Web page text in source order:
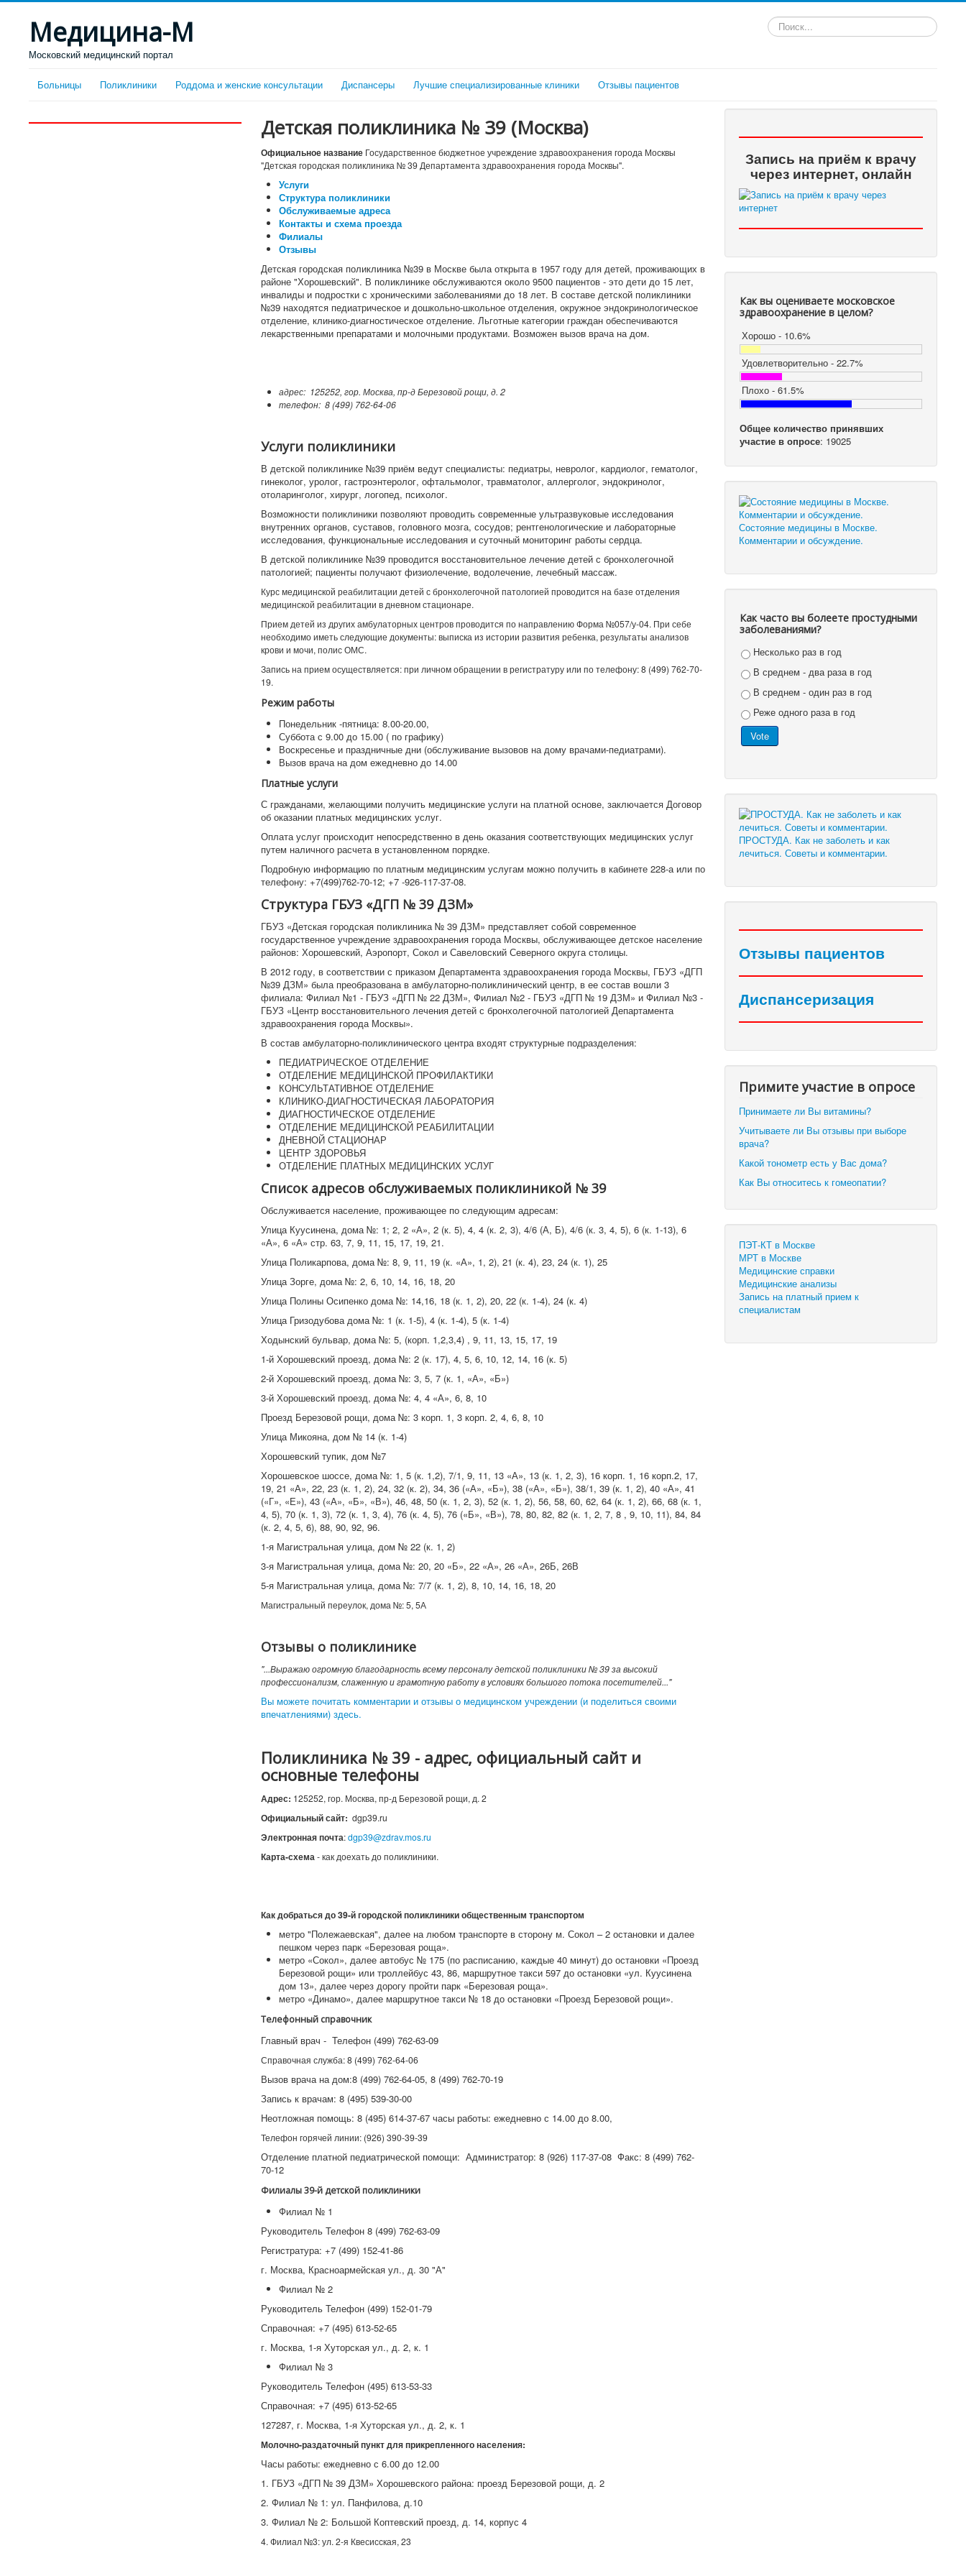
Медицина-М
Московский медицинский портал
Искать...
Больницы Поликлиники Роддома и женские консультации Диспансеры Лучшие специализированные клиники Отзывы пациентов
Детская поликлиника № 39 (Москва)
Официальное названиеГосударственное бюджетное учреждение здравоохранения города Москвы
"Детская городская поликлиника № 39 Департамента здравоохранения города Москвы".
Услуги
Структура поликлиники
Обслуживаемые адреса
Контакты и схема проезда
Филиалы
Отзывы
Детская городская поликлиника №39 в Москве была открыта в 1957 году для детей, проживающих в
районе "Хорошевский". В поликлинике обслуживаются около 9500 пациентов - это дети до 15 лет,
инвалиды и подростки с хроническими заболеваниями до 18 лет. В составе детской поликлиники
№39 находятся педиатрическое и дошкольно-школьное отделения, окружное эндокринологическое
отделение, клинико-диагностическое отделение. Льготные категории граждан обеспечиваются
лекарственными препаратами и молочными продуктами. Возможен вызов врача на дом.
адрес: 125252, гор. Москва, пр-д Березовой рощи, д. 2
телефон: 8 (499) 762-64-06
Услуги поликлиники
В детской поликлинике №39 приём ведут специалисты: педиатры, невролог, кардиолог, гематолог,
гинеколог, уролог, гастроэнтеролог, офтальмолог, травматолог, аллерголог, эндокринолог,
отоларинголог, хирург, логопед, психолог.
Возможности поликлиники позволяют проводить современные ультразвуковые исследования
внутренних органов, суставов, головного мозга, сосудов; рентгенологические и лабораторные
исследования, функциональные исследования и суточный мониторинг работы сердца.
В детской поликлинике №39 проводится восстановительное лечение детей с бронхолегочной
патологией; пациенты получают физиолечение, водолечение, лечебный массаж.
Курс медицинской реабилитации детей с бронхолегочной патологией проводится на базе отделения
медицинской реабилитации в дневном стационаре.
Прием детей из других амбулаторных центров проводится по направлению Форма №057/у-04. При себе
необходимо иметь следующие документы: выписка из истории развития ребенка, результаты анализов
крови и мочи, полис ОМС.
Запись на прием осуществляется: при личном обращении в регистратуру или по телефону: 8 (499) 762-70-
19.
Режим работы
Понедельник -пятница: 8.00-20.00,
Суббота с 9.00 до 15.00 ( по графику)
Воскресенье и праздничные дни (обслуживание вызовов на дому врачами-педиатрами).
Вызов врача на дом ежедневно до 14.00
Платные услуги
С гражданами, желающими получить медицинские услуги на платной основе, заключается Договор
об оказании платных медицинских услуг.
Оплата услуг происходит непосредственно в день оказания соответствующих медицинских услуг
путем наличного расчета в установленном порядке.
Подробную информацию по платным медицинским услугам можно получить в кабинете 228-а или по
телефону: +7(499)762-70-12; +7 -926-117-37-08.
Структура ГБУЗ «ДГП № 39 ДЗМ»
ГБУЗ «Детская городская поликлиника № 39 ДЗМ» представляет собой современное
государственное учреждение здравоохранения города Москвы, обслуживающее детское население
районов: Хорошевский, Аэропорт, Сокол и Савеловский Северного округа столицы.
В 2012 году, в соответствии с приказом Департамента здравоохранения города Москвы, ГБУЗ «ДГП
№39 ДЗМ» была преобразована в амбулаторно-поликлинический центр, в ее состав вошли 3
филиала: Филиал №1 - ГБУЗ «ДГП № 22 ДЗМ», Филиал №2 - ГБУЗ «ДГП № 19 ДЗМ» и Филиал №3 -
ГБУЗ «Центр восстановительного лечения детей с бронхолегочной патологией Департамента
здравоохранения города Москвы».
В состав амбулаторно-поликлинического центра входят структурные подразделения:
ПЕДИАТРИЧЕСКОЕ ОТДЕЛЕНИЕ
ОТДЕЛЕНИЕ МЕДИЦИНСКОЙ ПРОФИЛАКТИКИ
КОНСУЛЬТАТИВНОЕ ОТДЕЛЕНИЕ
КЛИНИКО-ДИАГНОСТИЧЕСКАЯ ЛАБОРАТОРИЯ
ДИАГНОСТИЧЕСКОЕ ОТДЕЛЕНИЕ
ОТДЕЛЕНИЕ МЕДИЦИНСКОЙ РЕАБИЛИТАЦИИ
ДНЕВНОЙ СТАЦИОНАР
ЦЕНТР ЗДОРОВЬЯ
ОТДЕЛЕНИЕ ПЛАТНЫХ МЕДИЦИНСКИХ УСЛУГ
Список адресов обслуживаемых поликлиникой № 39
Обслуживается население, проживающее по следующим адресам:
Улица Куусинена, дома №: 1; 2, 2 «А», 2 (к. 5), 4, 4 (к. 2, 3), 4/6 (А, Б), 4/6 (к. 3, 4, 5), 6 (к. 1-13), 6
«А», 6 «А» стр. 63, 7, 9, 11, 15, 17, 19, 21.
Улица Поликарпова, дома №: 8, 9, 11, 19 (к. «А», 1, 2), 21 (к. 4), 23, 24 (к. 1), 25
Улица Зорге, дома №: 2, 6, 10, 14, 16, 18, 20
Улица Полины Осипенко дома №: 14,16, 18 (к. 1, 2), 20, 22 (к. 1-4), 24 (к. 4)
Улица Гризодубова дома №: 1 (к. 1-5), 4 (к. 1-4), 5 (к. 1-4)
Ходынский бульвар, дома №: 5, (корп. 1,2,3,4) , 9, 11, 13, 15, 17, 19
1-й Хорошевский проезд, дома №: 2 (к. 17), 4, 5, 6, 10, 12, 14, 16 (к. 5)
2-й Хорошевский проезд, дома №: 3, 5, 7 (к. 1, «А», «Б»)
3-й Хорошевский проезд, дома №: 4, 4 «А», 6, 8, 10
Проезд Березовой рощи, дома №: 3 корп. 1, 3 корп. 2, 4, 6, 8, 10
Улица Микояна, дом № 14 (к. 1-4)
Хорошевский тупик, дом №7
Хорошевское шоссе, дома №: 1, 5 (к. 1,2), 7/1, 9, 11, 13 «А», 13 (к. 1, 2, 3), 16 корп. 1, 16 корп.2, 17,
19, 21 «А», 22, 23 (к. 1, 2), 24, 32 (к. 2), 34, 36 («А», «Б»), 38 («А», «Б»), 38/1, 39 (к. 1, 2), 40 «А», 41
(«Г», «Е»), 43 («А», «Б», «В»), 46, 48, 50 (к. 1, 2, 3), 52 (к. 1, 2), 56, 58, 60, 62, 64 (к. 1, 2), 66, 68 (к. 1,
4, 5), 70 (к. 1, 3), 72 (к. 1, 3, 4), 76 (к. 4, 5), 76 («Б», «В»), 78, 80, 82, 82 (к. 1, 2, 7, 8 , 9, 10, 11), 84, 84
(к. 2, 4, 5, 6), 88, 90, 92, 96.
1-я Магистральная улица, дом № 22 (к. 1, 2)
3-я Магистральная улица, дома №: 20, 20 «Б», 22 «А», 26 «А», 26Б, 26В
5-я Магистральная улица, дома №: 7/7 (к. 1, 2), 8, 10, 14, 16, 18, 20
Магистральный переулок, дома №: 5, 5А
Отзывы о поликлинике
"...Выражаю огромную благодарность всему персоналу детской поликлиники № 39 за высокий
профессионализм, слаженную и грамотную работу в условиях большого потока посетителей..."
Вы можете почитать комментарии и отзывы о медицинском учреждении (и поделиться своими
впечатлениями) здесь.
Поликлиника № 39 - адрес, официальный сайт и
основные телефоны
Адрес: 125252, гор. Москва, пр-д Березовой рощи, д. 2
Официальный сайт: dgp39.ru
Электронная почта:dgp39@zdrav.mos.ru
Карта-схема- как доехать до поликлиники.
Как добраться до 39-й городской поликлиникиобщественным транспортом
метро "Полежаевская", далее на любом транспорте в сторону м. Сокол – 2 остановки и далее
пешком через парк «Березовая роща».
метро «Сокол», далее автобус № 175 (по расписанию, каждые 40 минут) до остановки «Проезд
Березовой рощи» или троллейбус 43, 86, маршрутное такси 597 до остановки «ул. Куусинена
дом 13», далее через дорогу пройти парк «Березовая роща».
метро «Динамо», далее маршрутное такси № 18 до остановки «Проезд Березовой рощи».
Телефонный справочник
Главный врач - Телефон (499) 762-63-09
Справочная служба: 8 (499) 762-64-06
Вызов врача на дом:8 (499) 762-64-05, 8 (499) 762-70-19
Запись к врачам: 8 (495) 539-30-00
Неотложная помощь: 8 (495) 614-37-67 часы работы: ежедневно с 14.00 до 8.00,
Телефон горячей линии: (926) 390-39-39
Отделение платной педиатрической помощи: Администратор: 8 (926) 117-37-08 Факс: 8 (499) 762-
70-12
Филиалы 39-й детской поликлиники
Филиал № 1
Руководитель Телефон 8 (499) 762-63-09
Регистратура: +7 (499) 152-41-86
г. Москва, Красноармейская ул., д. 30 "А"
Филиал № 2
Руководитель Телефон (499) 152-01-79
Справочная: +7 (495) 613-52-65
г. Москва, 1-я Хуторская ул., д. 2, к. 1
Филиал № 3
Руководитель Телефон (495) 613-53-33
Справочная: +7 (495) 613-52-65
​127287, г. Москва, 1-я Хуторская ул., д. 2, к. 1​
Молочно-раздаточный пункт для прикрепленного населения:
Часы работы: ежедневно с 6.00 до 12.00
1. ГБУЗ «ДГП № 39 ДЗМ» Хорошевского района: проезд Березовой рощи, д. 2
2. Филиал № 1: ул. Панфилова, д.10
3. Филиал № 2: Большой Коптевский проезд, д. 14, корпус 4
4. Филиал №3: ул. 2-я Квесисская, 23
Запись на приём к врачу
через интернет, онлайн
Как вы оцениваете московское
здравоохранение в целом?
Хорошо - 10.6%
Удовлетворительно - 22.7%
Плохо - 61.5%
Общее количество принявших
участие в опросе: 19025
Состояние медицины в Москве.
Комментарии и обсуждение.
Как часто вы болеете простудными
заболеваниями?
Несколько раз в год
В среднем - два раза в год
В среднем - один раз в год
Реже одного раза в год
ПРОСТУДА. Как не заболеть и как
лечиться. Советы и комментарии.
Отзывы пациентов
Диспансеризация
Примите участие в опросе
Принимаете ли Вы витамины?
Учитываете ли Вы отзывы при выборе
врача?
Какой тонометр есть у Вас дома?
Как Вы относитесь к гомеопатии?
ПЭТ-КТ в Москве
МРТ в Москве
Медицинские справки
Медицинские анализы
Запись на платный прием к
специалистам